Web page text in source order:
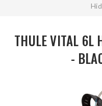
THULE VITAL 6L
-